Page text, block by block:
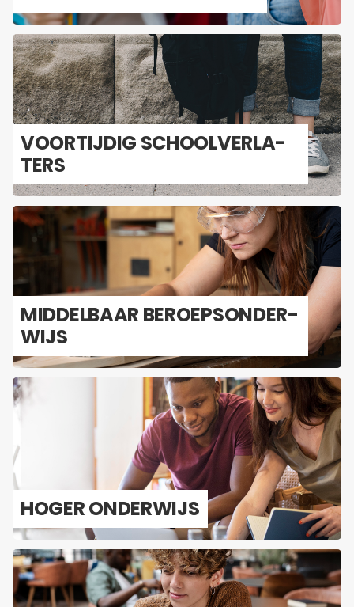
VOOR­TIJ­DIG SCHOOL­VER­LA­
TERS
MID­DEL­BAAR BE­ROEPS­ON­DER­
WIJS
HOGER ON­DER­WIJS